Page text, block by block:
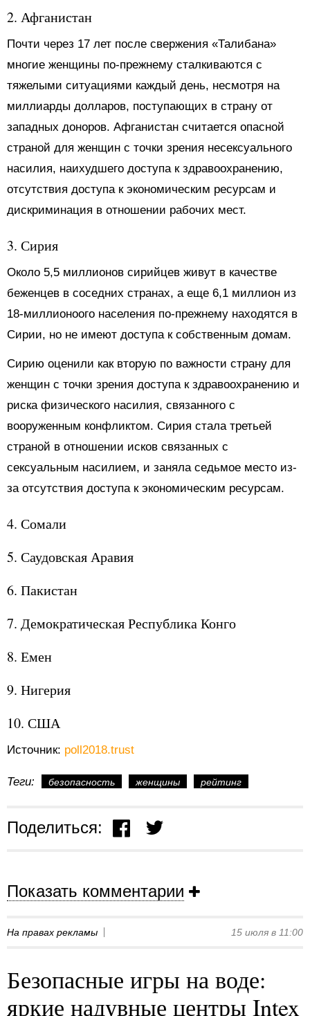
2. Афганистан
Почти через 17 лет после свержения «Талибана»
многие женщины по-прежнему сталкиваются с
тяжелыми ситуациями каждый день, несмотря на
миллиарды долларов, поступающих в страну от
западных доноров. Афганистан считается опасной
страной для женщин с точки зрения несексуального
насилия, наихудшего доступа к здравоохранению,
отсутствия доступа к экономическим ресурсам и
дискриминация в отношении рабочих мест.
3. Сирия
Около 5,5 миллионов сирийцев живут в качестве
беженцев в соседних странах, а еще 6,1 миллион из
18-миллионоого населения по-прежнему находятся в
Сирии, но не имеют доступа к собственным домам.
Сирию оценили как вторую по важности страну для
женщин с точки зрения доступа к здравоохранению и
риска физического насилия, связанного с
вооруженным конфликтом. Сирия стала третьей
страной в отношении исков связанных с
сексуальным насилием, и заняла седьмое место из-
за отсутствия доступа к экономическим ресурсам.
4. Сомали
5. Саудовская Аравия
6. Пакистан
7. Демократическая Республика Конго
8. Емен
9. Нигерия
10. США
Источник: poll2018.trust
Теги: безопасность женщины рейтинг
Поделиться:
Показать комментарии
На правах рекламы 15 июля в 11:00
Безопасные игры на воде:
яркие надувные центры Intex